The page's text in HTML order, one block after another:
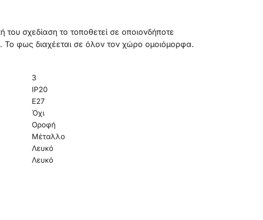
του σχεδίαση το τοποθετεί σε οποιονδήποτε
Το φως διαχέεται σε όλον τον χώρο ομοιόμορφα.
3
IP20
Ε27
Όχι
Οροφή
Μέταλλο
Λευκό
Λευκό